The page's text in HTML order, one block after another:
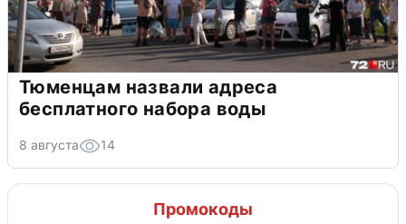
Тюменцам назвали адреса
бесплатного набора воды
8 августа 14
Промокоды